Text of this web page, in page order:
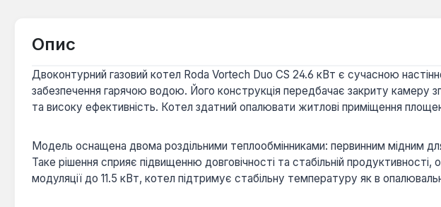
Опис
Двоконтурний газовий котел Roda Vortech Duo CS 24.6 кВт є сучасною
забезпечення гарячою водою. Його конструкція передбачає закриту камеру
та високу ефективність. Котел здатний опалювати житлові приміщення
Модель оснащена двома роздільними теплообмінниками: первинним мідним
Таке рішення сприяє підвищенню довговічності та стабільній
модуляції до 11.5 кВт, котел підтримує стабільну температуру як в